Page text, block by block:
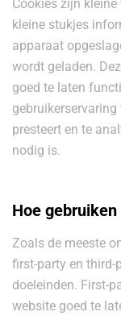
Cookies zijn
kleine stukjes
apparaat
wordt geladen.
goed te laten
presteert en te
nodig is.
Hoe
Zoals de meeste
first-party en third-
doeleinden. First-
website goed te